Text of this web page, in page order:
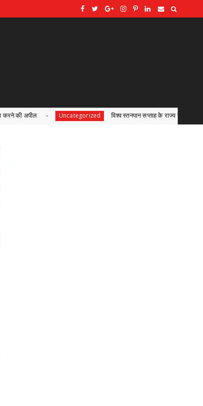
विश्व स्तनपान सप्ताह के राज्य स्तरीय कार्यक्रम का सफल आयोजन, छत्तीसगढ़ के